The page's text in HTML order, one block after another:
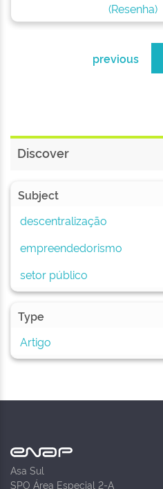
(Resenha)
previous
Discover
Subject
descentralização
empreendedorismo
setor público
Type
Artigo
Asa Sul
SPO Área Especial 2-A